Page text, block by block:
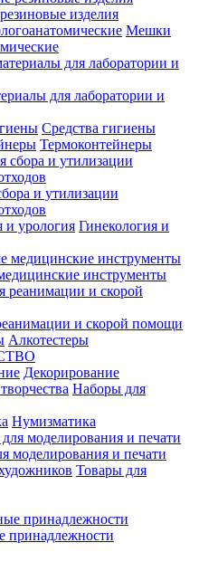
изделия
Мешки
для лаборатории и
Средства гигиены
Термоконтейнеры
и утилизации
Гинекология и
инструменты
и скорой помощи
Алкотестеры
Декорирование
Наборы для
Нумизматика
моделирования и печати
Товары для
принадлежности